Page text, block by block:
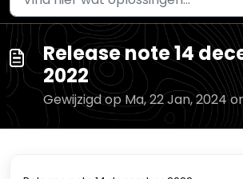
Release note 14
2022
Gewijzigd op Ma, 22 Jan, 2024